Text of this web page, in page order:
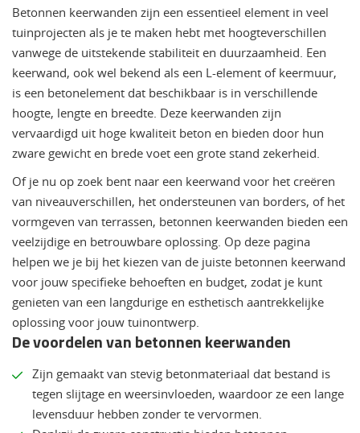
Betonnen keerwanden zijn een essentieel element in veel
tuinprojecten als je te maken hebt met hoogteverschillen
vanwege de uitstekende stabiliteit en duurzaamheid. Een
keerwand, ook wel bekend als een L-element of keermuur,
is een betonelement dat beschikbaar is in verschillende
hoogte, lengte en breedte. Deze keerwanden zijn
vervaardigd uit hoge kwaliteit beton en bieden door hun
zware gewicht en brede voet een grote stand zekerheid.
Of je nu op zoek bent naar een keerwand voor het creëren
van niveauverschillen, het ondersteunen van borders, of het
vormgeven van terrassen, betonnen keerwanden bieden een
veelzijdige en betrouwbare oplossing. Op deze pagina
helpen we je bij het kiezen van de juiste betonnen keerwand
voor jouw specifieke behoeften en budget, zodat je kunt
genieten van een langdurige en esthetisch aantrekkelijke
oplossing voor jouw tuinontwerp.
De voordelen van betonnen keerwanden
Zijn gemaakt van stevig betonmateriaal dat bestand is
tegen slijtage en weersinvloeden, waardoor ze een lange
levensduur hebben zonder te vervormen.